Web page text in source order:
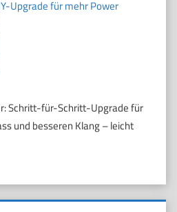
Upgrade für mehr Power
Schritt-für-Schritt-Upgrade für
und besseren Klang – leicht